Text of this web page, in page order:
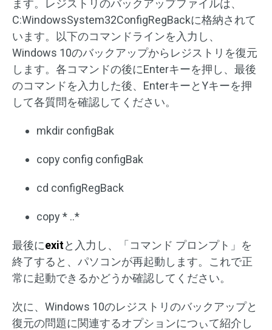
ます。レジストリのバックアップファイルは、
C:WindowsSystem32ConfigRegBackに格納されて
います。以下のコマンドラインを入力し、
Windows 10のバックアップからレジストリを復元
します。各コマンドの後にEnterキーを押し、最後
のコマンドを入力した後、EnterキーとYキーを押
して各質問を確認してください。
mkdir configBak
copy config configBak
cd configRegBack
copy * ..*
最後にexitと入力し、「コマンド プロンプト」を
終了すると、パソコンが再起動します。これで正
常に起動できるかどうか確認してください。
次に、Windows 10のレジストリのバックアップと
復元の問題に関連するオプションにつぃて紹介し